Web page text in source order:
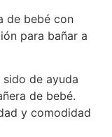
de bebé con
para bañar a
de ayuda
de bebé.
y comodidad